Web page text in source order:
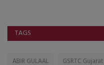
TAGS
ABIR GULAAL GSRTC Gujarat